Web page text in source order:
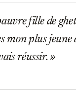
fille de
mon plus jeune
réussir.